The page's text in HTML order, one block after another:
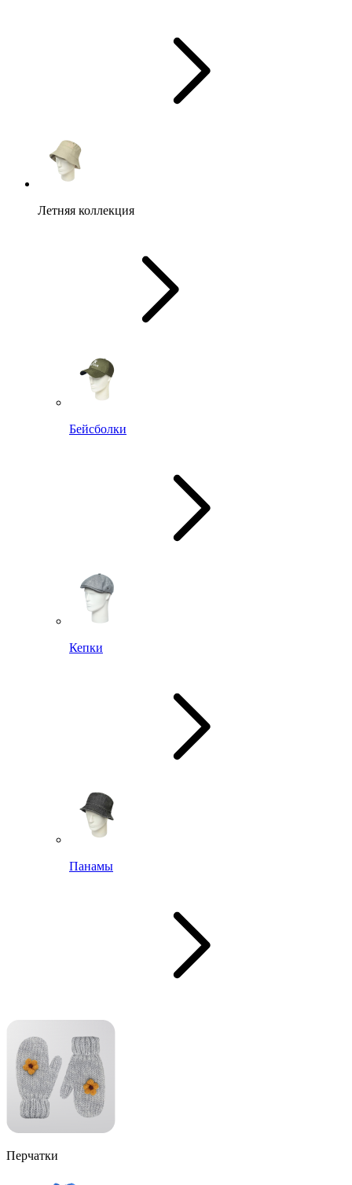
Летняя коллекция
Бейсболки
Кепки
Панамы
Перчатки